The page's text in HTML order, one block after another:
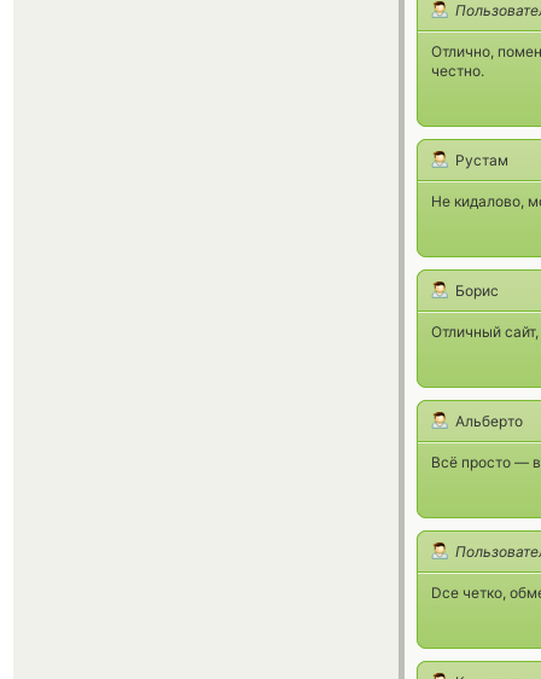
Отлично,
честно.
Рустам
Не кидалово,
Борис
Отличный
Альберто
Всё просто —
Dсе четко,